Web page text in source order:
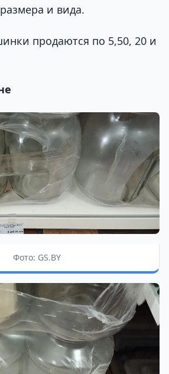
и вида.
продаются по 5,50, 20 и
Фото: GS.BY